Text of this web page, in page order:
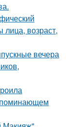
лица, возраст,
вечера